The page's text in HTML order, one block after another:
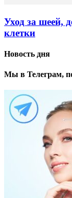
Уход за шеей,
клетки
Новость дня
Мы в Телеграм,